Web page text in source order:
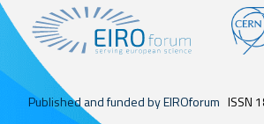
Published and funded by EIROforum ISSN